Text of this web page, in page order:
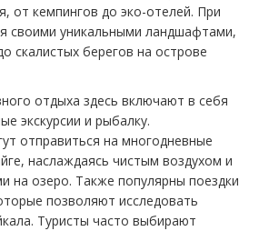
от кемпингов до эко-отелей. При
своими уникальными ландшафтами,
скалистых берегов на острове
отдыха здесь включают в себя
экскурсии и рыбалку.
отправиться на многодневные
наслаждаясь чистым воздухом и
на озеро. Также популярны поездки
позволяют исследовать
Туристы часто выбирают